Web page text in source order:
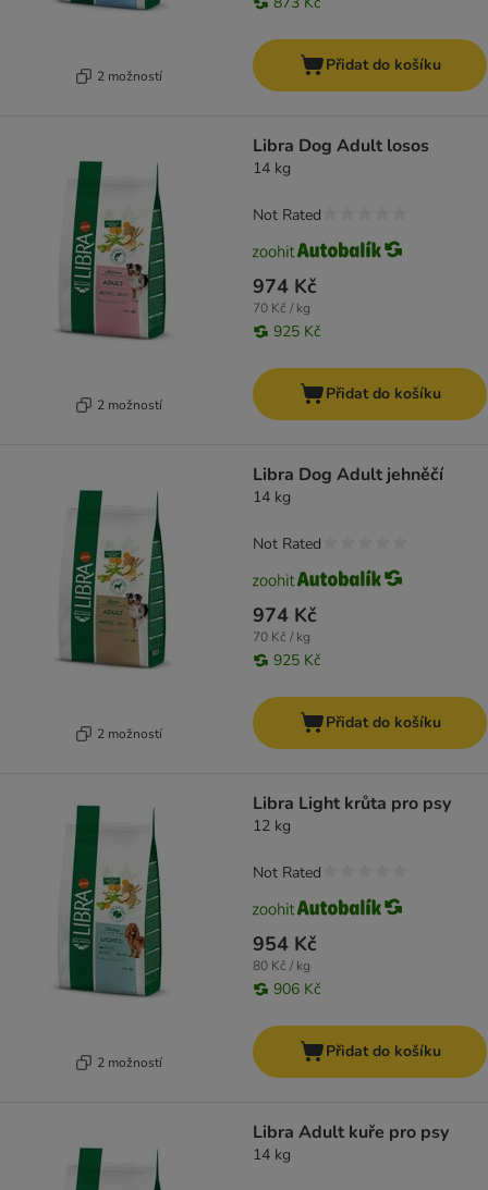
2 možností
Přidat do košíku
2 možností
Libra Dog Adult losos
14 kg
974 Kč
70 Kč / kg
925 Kč
Not Rated
Přidat do košíku
2 možností
Libra Dog Adult jehněčí
14 kg
974 Kč
70 Kč / kg
925 Kč
Not Rated
Přidat do košíku
2 možností
Libra Light krůta pro psy
12 kg
954 Kč
80 Kč / kg
906 Kč
Not Rated
Přidat do košíku
Libra Adult kuře pro psy
14 kg